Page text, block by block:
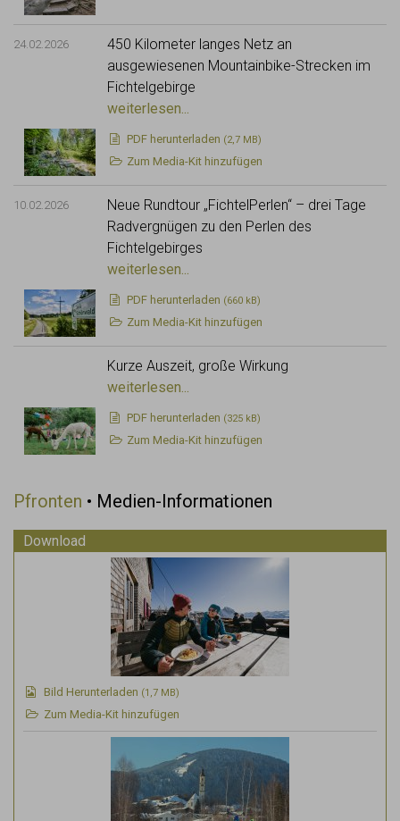
24.02.2026
450 Kilometer langes Netz an
ausgewiesenen Mountainbike-Strecken im
Fichtelgebirge
weiterlesen...
PDF herunterladen (2,7 MB)
Zum Media-Kit hinzufügen
10.02.2026
Neue Rundtour „FichtelPerlen“ – drei Tage
Radvergnügen zu den Perlen des
Fichtelgebirges
weiterlesen...
PDF herunterladen (660 kB)
Zum Media-Kit hinzufügen
Kurze Auszeit, große Wirkung
weiterlesen...
PDF herunterladen (325 kB)
Zum Media-Kit hinzufügen
Pfronten • Medien-Informationen
Download
Bild Herunterladen (1,7 MB)
Zum Media-Kit hinzufügen